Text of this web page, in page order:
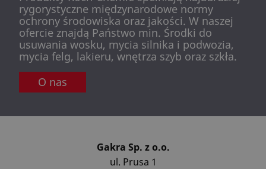
rygorystyczne międzynarodowe normy
ochrony środowiska oraz jakości. W naszej
ofercie znajdą Państwo min. Środki do
usuwania wosku, mycia silnika i podwozia,
mycia felg, lakieru, wnętrza szyb oraz szkła.
O nas
Gakra Sp. z o.o.
ul. Prusa 1